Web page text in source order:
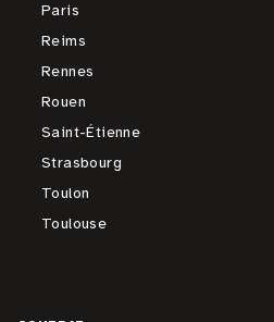
Paris
Reims
Rennes
Rouen
Saint-Étienne
Strasbourg
Toulon
Toulouse